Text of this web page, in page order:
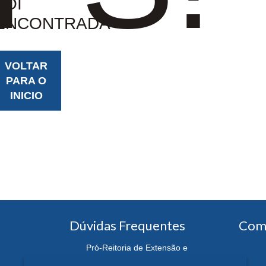
VOLTAR
PARA O
INICIO
Dúvidas Frequentes
Pró-Reitoria de Extensão e